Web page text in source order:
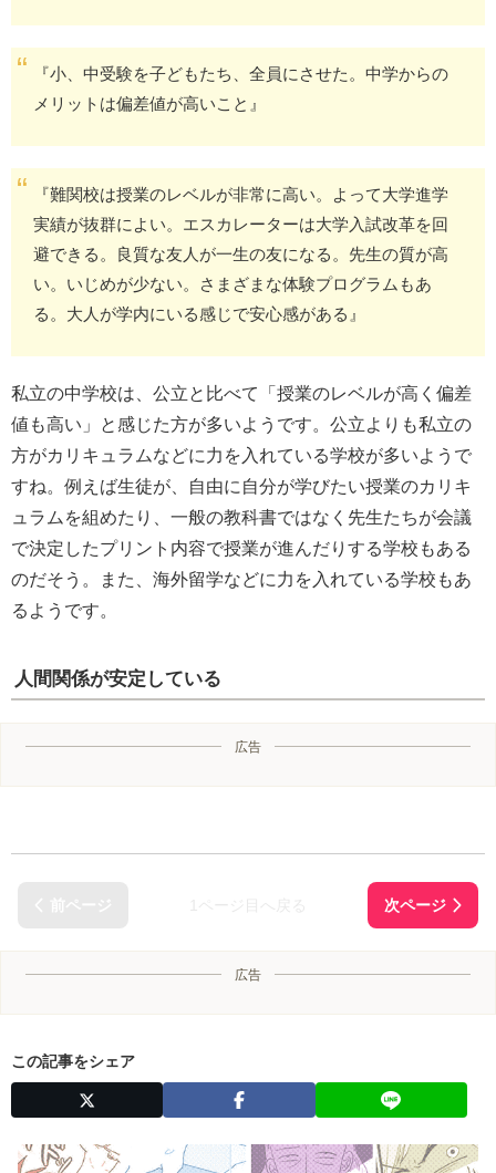
『小、中受験を子どもたち、全員にさせた。中学からの
メリットは偏差値が高いこと』
『難関校は授業のレベルが非常に高い。よって大学進学
実績が抜群によい。エスカレーターは大学入試改革を回
避できる。良質な友人が一生の友になる。先生の質が高
い。いじめが少ない。さまざまな体験プログラムもあ
る。大人が学内にいる感じで安心感がある』
私立の中学校は、公立と比べて「授業のレベルが高く偏差
値も高い」と感じた方が多いようです。公立よりも私立の
方がカリキュラムなどに力を入れている学校が多いようで
すね。例えば生徒が、自由に自分が学びたい授業のカリキ
ュラムを組めたり、一般の教科書ではなく先生たちが会議
で決定したプリント内容で授業が進んだりする学校もある
のだそう。また、海外留学などに力を入れている学校もあ
るようです。
人間関係が安定している
広告
広告
この記事をシェア